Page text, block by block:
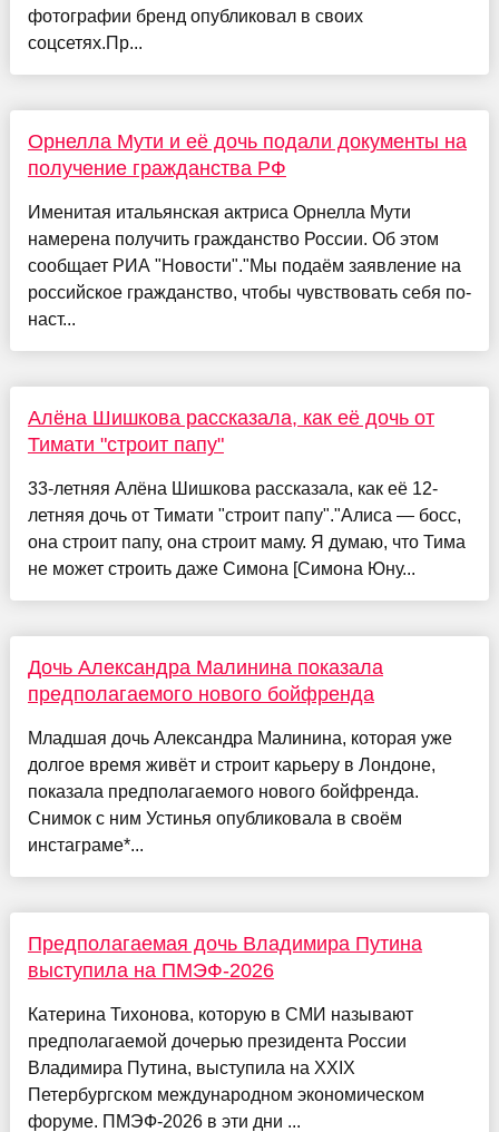
фотографии бренд опубликовал в своих
соцсетях.Пр...
Орнелла Мути и её дочь подали документы на
получение гражданства РФ
Именитая итальянская актриса Орнелла Мути
намерена получить гражданство России. Об этом
сообщает РИА "Новости"."Мы подаём заявление на
российское гражданство, чтобы чувствовать себя по-
наст...
Алёна Шишкова рассказала, как её дочь от
Тимати "строит папу"
33-летняя Алёна Шишкова рассказала, как её 12-
летняя дочь от Тимати "строит папу"."Алиса — босс,
она строит папу, она строит маму. Я думаю, что Тима
не может строить даже Симона [Симона Юну...
Дочь Александра Малинина показала
предполагаемого нового бойфренда
Младшая дочь Александра Малинина, которая уже
долгое время живёт и строит карьеру в Лондоне,
показала предполагаемого нового бойфренда.
Снимок с ним Устинья опубликовала в своём
инстаграме*...
Предполагаемая дочь Владимира Путина
выступила на ПМЭФ-2026
Катерина Тихонова, которую в СМИ называют
предполагаемой дочерью президента России
Владимира Путина, выступила на XXIX
Петербургском международном экономическом
форуме. ПМЭФ-2026 в эти дни ...